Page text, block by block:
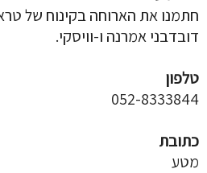
חתמנו את הארוחה בקינוח של
דובדבני אמרנה ו-וויסקי.
טלפון
052-8333844
כתובת
מטע